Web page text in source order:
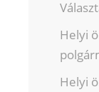
Helyi
Helyi